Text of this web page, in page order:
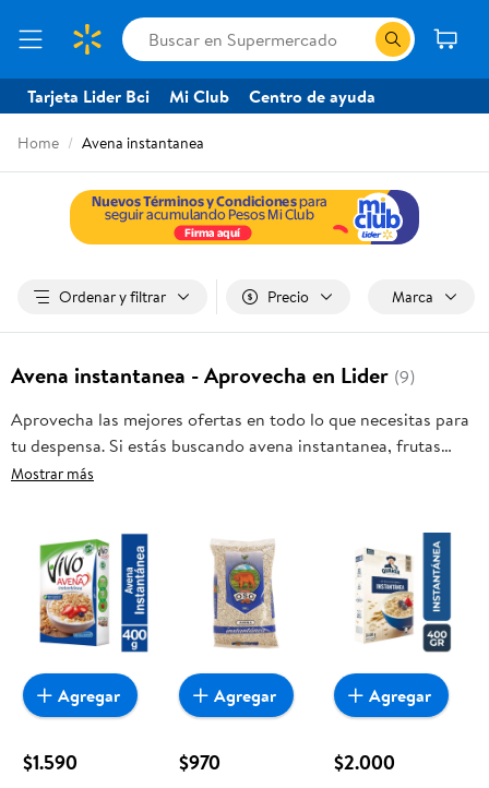
Tarjeta Lider Bci Mi Club Centro de ayuda
Home Avena instantanea
Ordenar y filtrar Precio Marca
Avena instantanea - Aprovecha en Lider (9)
Aprovecha las mejores ofertas en todo lo que necesitas para
tu despensa. Si estás buscando avena instantanea, frutas
frescas, carnes, pan o productos para el hogar, aquí lo
oportunidad sea realmente conveniente para ti y tu familia.
Mostrar más
$1.590
Agregar
$970
Agregar
$2.000
Agregar